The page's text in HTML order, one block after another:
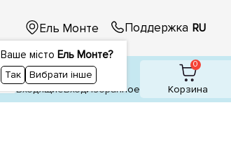
Ель Монте
Ваше місто Ель Монте?
Так Вибрати інше
Поддержка RU
1
ВходящиеВходИзбранное
0
Корзина